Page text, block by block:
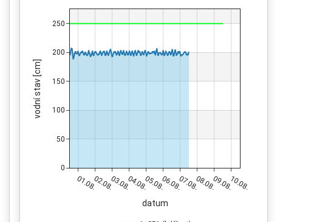
01.08.02.08.03.08.04.08.05.08.06.08.07.08.08.08.09.08.10.08.
0
50
100
150
200
250
datum
vodní stav [cm]